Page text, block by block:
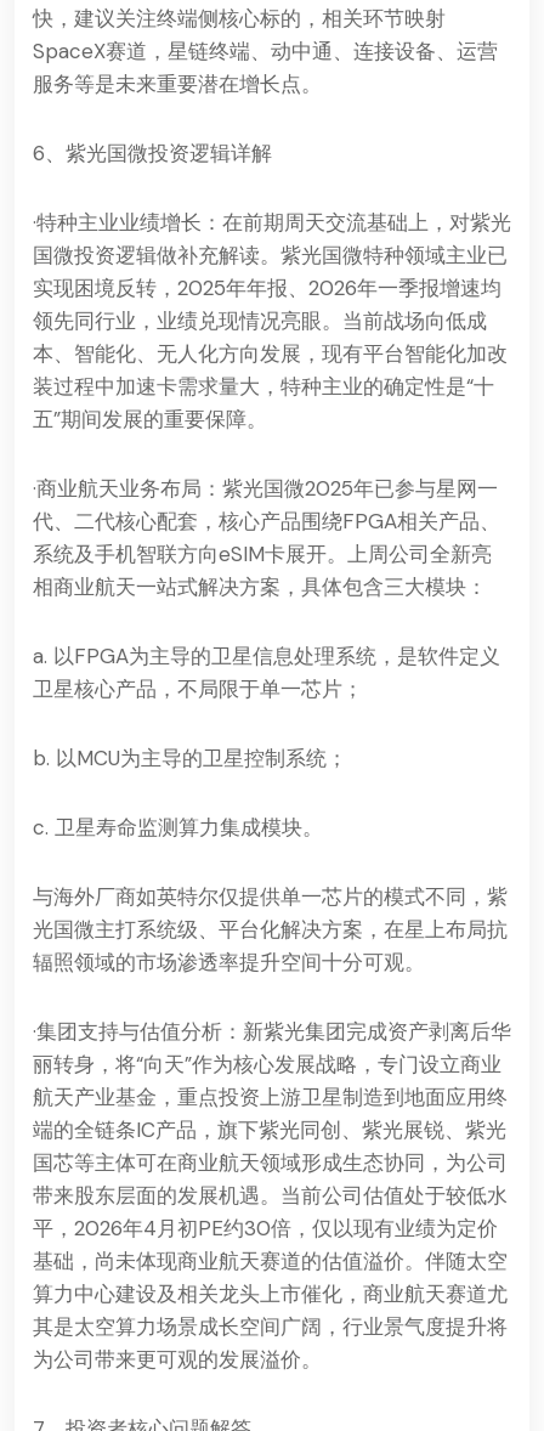
快，建议关注终端侧核心标的，相关环节映射
SpaceX赛道，星链终端、动中通、连接设备、运营
服务等是未来重要潜在增长点。
6、紫光国微投资逻辑详解
·特种主业业绩增长：在前期周天交流基础上，对紫光
国微投资逻辑做补充解读。紫光国微特种领域主业已
实现困境反转，2025年年报、2026年一季报增速均
领先同行业，业绩兑现情况亮眼。当前战场向低成
本、智能化、无人化方向发展，现有平台智能化加改
装过程中加速卡需求量大，特种主业的确定性是“十
五”期间发展的重要保障。
·商业航天业务布局：紫光国微2025年已参与星网一
代、二代核心配套，核心产品围绕FPGA相关产品、
系统及手机智联方向eSIM卡展开。上周公司全新亮
相商业航天一站式解决方案，具体包含三大模块：
a. 以FPGA为主导的卫星信息处理系统，是软件定义
卫星核心产品，不局限于单一芯片；
b. 以MCU为主导的卫星控制系统；
c. 卫星寿命监测算力集成模块。
与海外厂商如英特尔仅提供单一芯片的模式不同，紫
光国微主打系统级、平台化解决方案，在星上布局抗
辐照领域的市场渗透率提升空间十分可观。
·集团支持与估值分析：新紫光集团完成资产剥离后华
丽转身，将“向天”作为核心发展战略，专门设立商业
航天产业基金，重点投资上游卫星制造到地面应用终
端的全链条IC产品，旗下紫光同创、紫光展锐、紫光
国芯等主体可在商业航天领域形成生态协同，为公司
带来股东层面的发展机遇。当前公司估值处于较低水
平，2026年4月初PE约30倍，仅以现有业绩为定价
基础，尚未体现商业航天赛道的估值溢价。伴随太空
算力中心建设及相关龙头上市催化，商业航天赛道尤
其是太空算力场景成长空间广阔，行业景气度提升将
为公司带来更可观的发展溢价。